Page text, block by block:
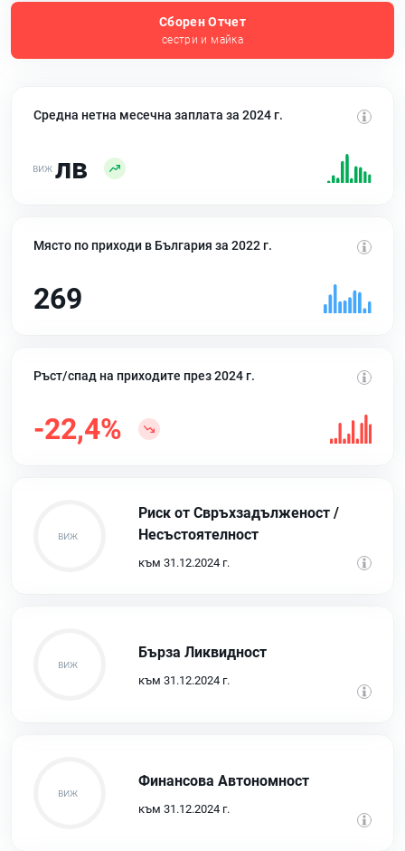
Сборен Отчет
сестри и майка
Средна нетна месечна заплата за 2024 г.
лв
Място по приходи в България за 2022 г.
269
Ръст/спад на приходите през 2024 г.
-22,4%
Риск от Свръхзадълженост /
Несъстоятелност
към 31.12.2024 г.
Бърза Ликвидност
към 31.12.2024 г.
Финансова Автономност
към 31.12.2024 г.